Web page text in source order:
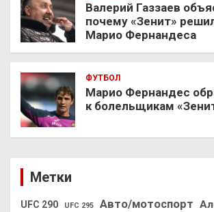
Валерий Газзаев
почему «Зенит»
Марио Фернандеса
ФУТБОЛ
Марио Фернандес
к болельщикам
Метки
UFC 290 UFC 295 Авто/мотоспорт